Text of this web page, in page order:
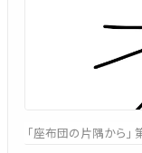
「座布団の片隅から」